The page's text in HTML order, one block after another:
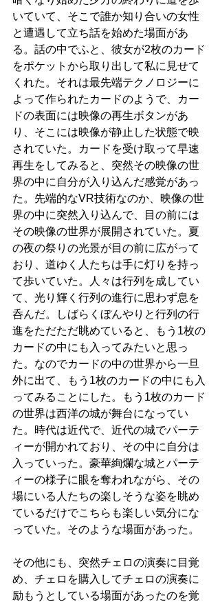
いていて、そこで誰か知り合いの女性
と遭遇して立ち話を始めた場面があ
る。話の中でふと、彼女が2枚のカード
をポケットから取り出して私に見せて
くれた。それは最先端テクノロジーに
よって作られたカードのようで、カー
ドの表面には映像の再生ボタンがあ
り、そこには映像が静止した状態で映
されていた。カードを受け取って早速
再生をしてみると、突然その映像の世
界の中に自分が入り込んだ感覚があっ
た。先端的なVR技術なのか、映像の世
界の中に突然入り込んで、目の前には
その映像の世界が展開されていた。夏
の夜の祭りの光景が目の前に広がって
おり、道ゆく人たちは手に灯りを持っ
て歩いていた。人々は行列を成してい
て、光り輝く行列の進行に思わず息を
呑んだ。しばらくぼんやりと行列の行
進をただただ眺めていると、もう1枚の
カードの中にも入ってみたいと思っ
た。なのでカードの中の世界から一旦
外に出て、もう1枚のカードの中にも入
ってみることにした。もう1枚のカード
の世界は西洋の城が舞台になってい
た。時代は近代で、近代の城でパーテ
ィーが開かれており、その中に自分は
入っていった。豪華絢爛な城とパーテ
ィーの様子に眼を奪われながら、その
場にいる人たちの楽しそうな姿を眺め
ているだけでこちらも楽しい気分にな
っていた。そのような場面があった。
その他にも、突然チェロの演奏に目覚
め、チェロを購入してチェロの演奏に
励もうとしている場面があったのを覚